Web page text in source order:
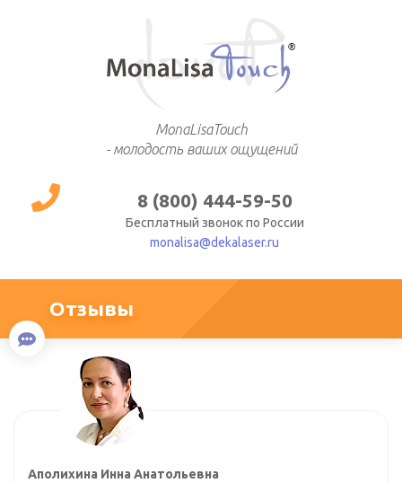
MonaLisaTouch
- молодость ваших ощущений
8 (800) 444-59-50
Бесплатный звонок по России
monalisa@dekalaser.ru
Отзывы
Аполихина Инна Анатольевна